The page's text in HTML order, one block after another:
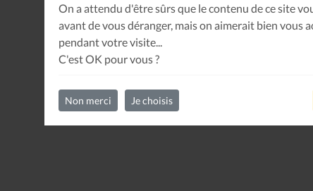
On a attendu d'être sûrs que le contenu de ce site
avant de vous déranger, mais on aimerait bien vous
pendant votre visite...
C'est OK pour vous ?
Non merci Je choisis